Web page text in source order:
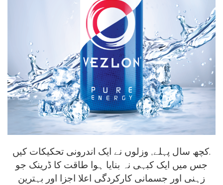
.کچھ سال پہلے, وزلوں نے ایک اندرونی تحکیکات کیں
جس میں ایک کبہی نہ بنایا ہوا طاقت کا ڈرینک جو
زہنی اور جسمانی کارکردگی اعلا اجزا اور بہترین